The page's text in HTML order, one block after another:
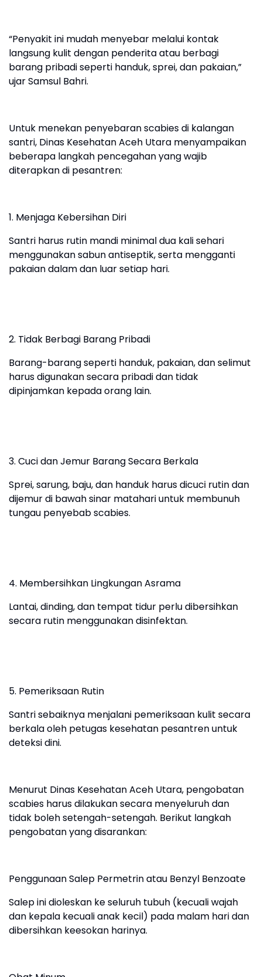
“Penyakit ini mudah menyebar melalui kontak
langsung kulit dengan penderita atau berbagi
barang pribadi seperti handuk, sprei, dan pakaian,”
ujar Samsul Bahri.
Untuk menekan penyebaran scabies di kalangan
santri, Dinas Kesehatan Aceh Utara menyampaikan
beberapa langkah pencegahan yang wajib
diterapkan di pesantren:
1. Menjaga Kebersihan Diri
Santri harus rutin mandi minimal dua kali sehari
menggunakan sabun antiseptik, serta mengganti
pakaian dalam dan luar setiap hari.
2. Tidak Berbagi Barang Pribadi
Barang-barang seperti handuk, pakaian, dan selimut
harus digunakan secara pribadi dan tidak
dipinjamkan kepada orang lain.
3. Cuci dan Jemur Barang Secara Berkala
Sprei, sarung, baju, dan handuk harus dicuci rutin dan
dijemur di bawah sinar matahari untuk membunuh
tungau penyebab scabies.
4. Membersihkan Lingkungan Asrama
Lantai, dinding, dan tempat tidur perlu dibersihkan
secara rutin menggunakan disinfektan.
5. Pemeriksaan Rutin
Santri sebaiknya menjalani pemeriksaan kulit secara
berkala oleh petugas kesehatan pesantren untuk
deteksi dini.
Menurut Dinas Kesehatan Aceh Utara, pengobatan
scabies harus dilakukan secara menyeluruh dan
tidak boleh setengah-setengah. Berikut langkah
pengobatan yang disarankan:
Penggunaan Salep Permetrin atau Benzyl Benzoate
Salep ini dioleskan ke seluruh tubuh (kecuali wajah
dan kepala kecuali anak kecil) pada malam hari dan
dibersihkan keesokan harinya.